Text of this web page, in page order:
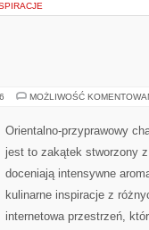
MOŻLIWOŚĆ
Orientalno-przyprawowy
jest to zakątek stworzony
doceniają intensywne
kulinarne inspiracje z
internetowa przestrzeń,